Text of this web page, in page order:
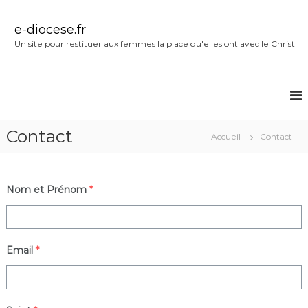
e-diocese.fr
Un site pour restituer aux femmes la place qu'elles ont avec le Christ
Contact Accueil Contact
Nom et Prénom *
Email *